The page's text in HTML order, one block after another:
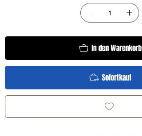
In den Warenkorb
Sofortkauf